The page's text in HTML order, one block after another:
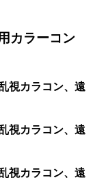
カラーコン
視カラコン、遠
視カラコン、遠
視カラコン、遠